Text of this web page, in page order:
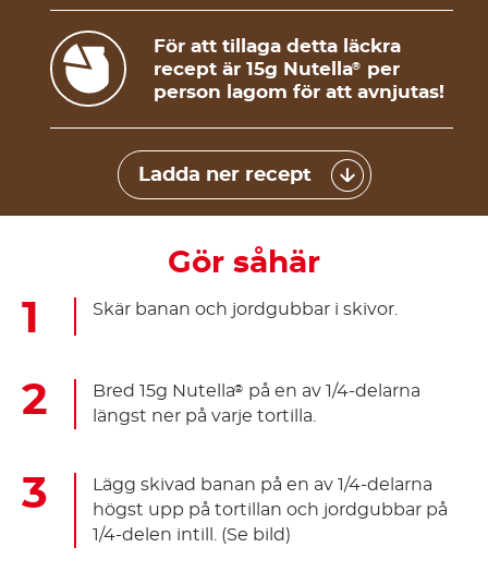
För att tillaga detta läckra
recept är 15g Nutella®
per
person lagom för att avnjutas!
Ladda ner recept
Gör såhär
Skär banan och jordgubbar i skivor.
Bred 15g Nutella® på en av 1/4-delarna
längst ner på varje tortilla.
Lägg skivad banan på en av 1/4-delarna
högst upp på tortillan och jordgubbar på
1/4-delen intill. (Se bild)